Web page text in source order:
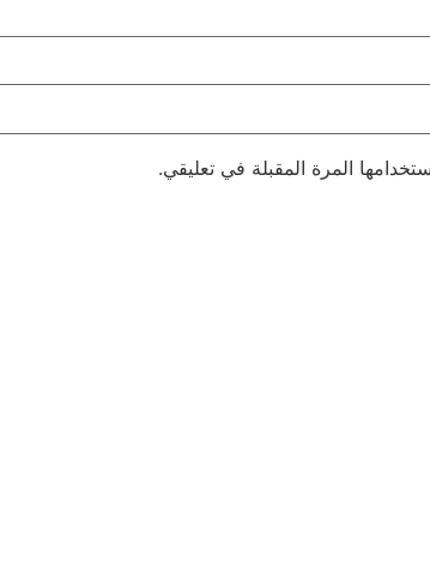
المرة المقبلة في تعليقي.